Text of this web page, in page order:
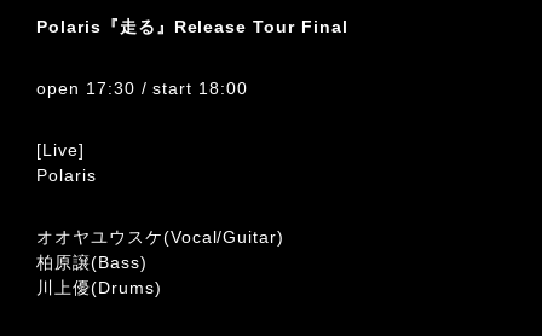
Polaris『走る』Release Tour Final
open 17:30 / start 18:00
[Live]
Polaris
オオヤユウスケ(Vocal/Guitar)
柏原譲(Bass)
川上優(Drums)